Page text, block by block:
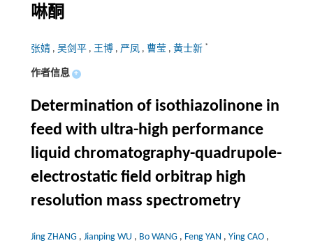
啉酮
张婧 , 吴剑平 , 王博 , 严凤 , 曹莹 , 黄士新 *
作者信息 +
Determination of isothiazolinone in
feed with ultra-high performance
liquid chromatography-quadrupole-
electrostatic field orbitrap high
resolution mass spectrometry
Jing ZHANG , Jianping WU , Bo WANG , Feng YAN , Ying CAO ,